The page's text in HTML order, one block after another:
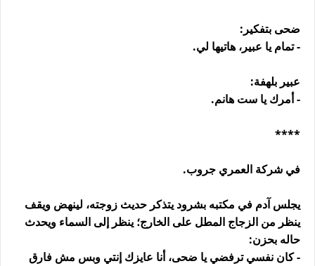
ضحى بتفكير:
- تمام يا عبير، هاتيها لي.
عبير بلهفة:
- أمرك يا ست هانم.
****
في شركة العمري جروب.
يجلس آدم في مكتبه بشرود يتذكر حديث زوجته، لينهض ويقف
ينظر من الزجاج المطل على الخارج؛ ينظر إلى السماء ويحدث
حاله بحزن:
- كان نفسي ترفضي يا ضحى، أنا عايزك إنتي وبس مش فارق